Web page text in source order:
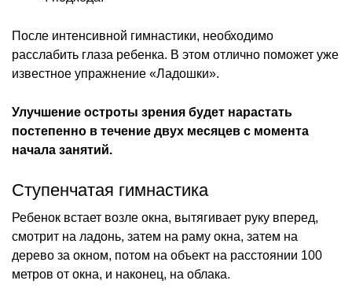
После интенсивной гимнастики, необходимо
расслабить глаза ребенка. В этом отлично поможет уже
известное упражнение «Ладошки».
Улучшение остроты зрения будет нарастать
постепенно в течение двух месяцев с момента
начала занятий.
Ступенчатая гимнастика
Ребенок встает возле окна, вытягивает руку вперед,
смотрит на ладонь, затем на раму окна, затем на
дерево за окном, потом на объект на расстоянии 100
метров от окна, и наконец, на облака.